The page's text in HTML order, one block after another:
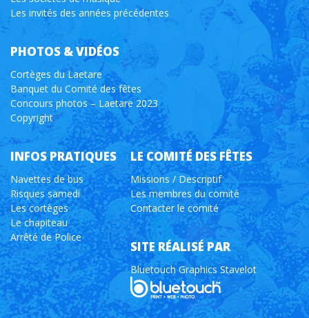
Les invités des années précédentes
PHOTOS & VIDÉOS
Cortèges du Laetare
Banquet du Comité des fêtes
Concours photos – Laetare 2023
Copyright
INFOS PRATIQUES
Navettes de bus
Risques samedi
Les cortèges
Le chapiteau
Arrêté de Police
LE COMITÉ DES FÊTES
Missions / Descriptif
Les membres du comité
Contacter le comité
SITE RÉALISÉ PAR
Bluetouch Graphics Stavelot